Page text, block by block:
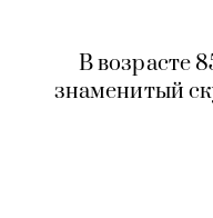
В возрасте
знаменитый